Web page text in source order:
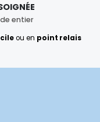
entier
ou en point relais